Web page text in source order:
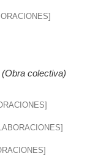
(Obra colectiva)